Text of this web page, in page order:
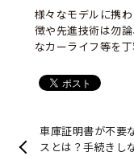
様々なモデルに携
徴や先進技術は勿
なカーライフ等を
車庫証明書が不要
スとは？手続きし